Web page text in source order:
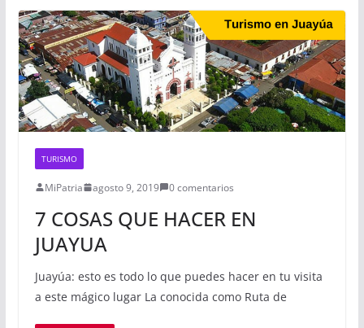
TURISMO
MiPatria agosto 9, 2019 0 comentarios
7 COSAS QUE HACER EN
JUAYUA
Juayúa: esto es todo lo que puedes hacer en tu visita
a este mágico lugar La conocida como Ruta de